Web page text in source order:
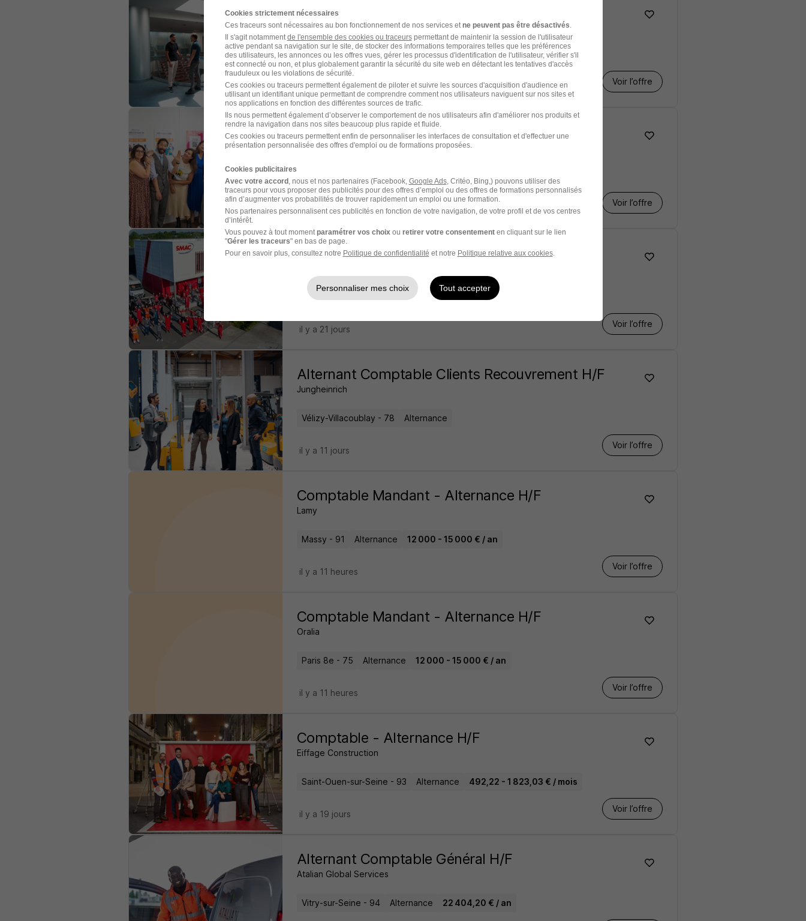
Apprenti Comptable H/F
Maison Options
Les Mureaux - 78 Alternance 492,22 - 1 823,03 € / mois
Voir l’offre
il y a 5 jours
Alternance - Comptable H/F
Efficience santé au travail
Voir l’offre
il y a 7 jours
Alternance - Comptable Général H/F
Issy-les-Moulineaux - 92 Alternance 492,22 - 1 823,03 € / mois
Voir l’offre
il y a 21 jours
Alternant Comptable Clients Recouvrement H/F
Jungheinrich
Vélizy-Villacoublay - 78 Alternance
Voir l’offre
il y a 11 jours
Comptable Mandant - Alternance H/F
Lamy
Massy - 91 Alternance 12 000 - 15 000 € / an
Voir l’offre
il y a 11 heures
Comptable Mandant - Alternance H/F
Oralia
Paris 8e - 75 Alternance 12 000 - 15 000 € / an
Voir l’offre
il y a 11 heures
Comptable - Alternance H/F
Eiffage Construction
Saint-Ouen-sur-Seine - 93 Alternance 492,22 - 1 823,03 € / mois
Voir l’offre
il y a 19 jours
Alternant Comptable Général H/F
Atalian Global Services
Vitry-sur-Seine - 94 Alternance 22 404,20 € / an
Cookies strictement nécessaires
Ces traceurs sont nécessaires au bon fonctionnement de nos services et ne peuvent pas être désactivés
Il s'agit notamment de l'ensemble des cookies ou traceurspermettant de maintenir la session de l'utilisateur
active pendant sa navigation sur le site, de stocker des informations temporaires telles que les préférences
des utilisateurs, les annonces ou les offres vues, gérer les processus d'identification de l'utilisateur, vérifier s'il
est connecté ou non, et plus globalement garantir la sécurité du site web en détectant les tentatives d'accès
frauduleux ou les violations de sécurité.
Ces cookies ou traceurs permettent également de piloter et suivre les sources d'acquisition d'audience en
utilisant un identifiant unique permettant de comprendre comment nos utilisateurs naviguent sur nos sites et
nos applications en fonction des différentes sources de trafic.
Ils nous permettent également d’observer le comportement de nos utilisateurs afin d'améliorer nos produits et
rendre la navigation dans nos sites beaucoup plus rapide et fluide.
Ces cookies ou traceurs permettent enfin de personnaliser les interfaces de consultation et d'effectuer une
présentation personnalisée des offres d'emploi ou de formations proposées.
Cookies publicitaires
Avec votre accord, nous et nos partenaires (Facebook, Google Ads, Critéo, Bing,) pouvons utiliser des
traceurs pour vous proposer des publicités pour des offres d’emploi ou des offres de formations personnalisés
afin d’augmenter vos probabilités de trouver rapidement un emploi ou une formation.
Nos partenaires personnalisent ces publicités en fonction de votre navigation, de votre profil et de vos centres
d’intérêt.
Vous pouvez à tout moment paramétrer vos choix ou retirer votre consentementen cliquant sur le lien
"Gérer les traceurs" en bas de page.
Pour en savoir plus, consultez notre Politique de confidentialité et notre Politique relative aux cookies.
Personnaliser mes choix Tout accepter